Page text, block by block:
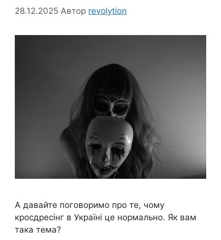
28.12.2025 Автор revolytion
А давайте поговоримо про те, чому
кросдресінг в Україні це нормально. Як вам
така тема?